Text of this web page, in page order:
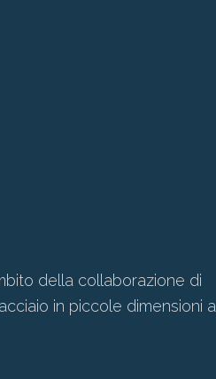
della collaborazione di
in piccole dimensioni a